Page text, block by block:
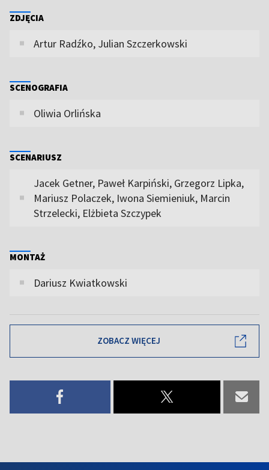
ZDJĘCIA
Artur Radźko, Julian Szczerkowski
SCENOGRAFIA
Oliwia Orlińska
SCENARIUSZ
Jacek Getner, Paweł Karpiński, Grzegorz Lipka,
Mariusz Polaczek, Iwona Siemieniuk, Marcin
Strzelecki, Elżbieta Szczypek
MONTAŻ
Dariusz Kwiatkowski
ZOBACZ WIĘCEJ